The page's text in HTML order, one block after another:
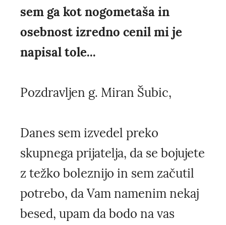
sem ga kot nogometaša in
osebnost izredno cenil mi je
napisal tole...
Pozdravljen g. Miran Šubic,
Danes sem izvedel preko
skupnega prijatelja, da se bojujete
z težko boleznijo in sem začutil
potrebo, da Vam namenim nekaj
besed, upam da bodo na vas